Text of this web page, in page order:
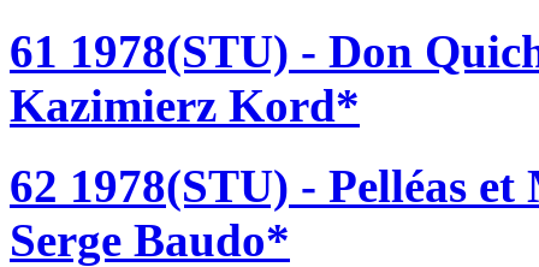
61 1978(STU) - Don
Kazimierz Kord*
62 1978(STU) - Pelléas
Serge Baudo*